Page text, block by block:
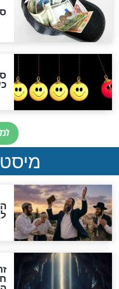
"מודה
לכל
אחרית
האם
מה